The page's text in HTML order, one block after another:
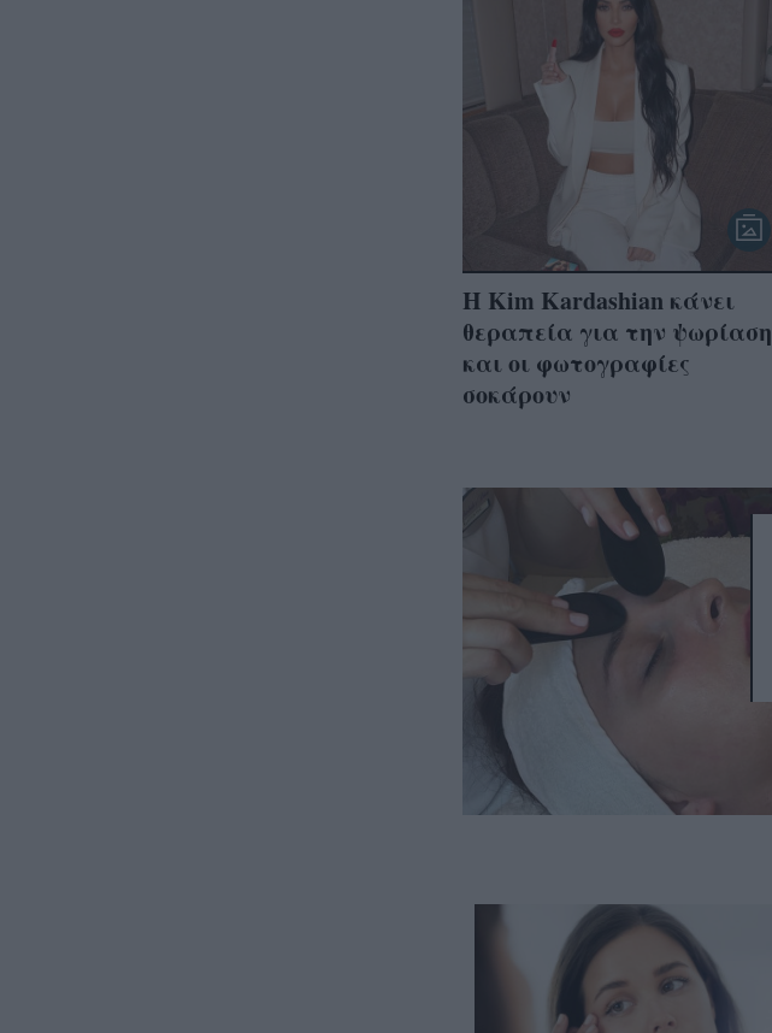
Η Κim Kardashian κάνει
θεραπεία για την ψωρίαση
και οι φωτογραφίες
σοκάρουν